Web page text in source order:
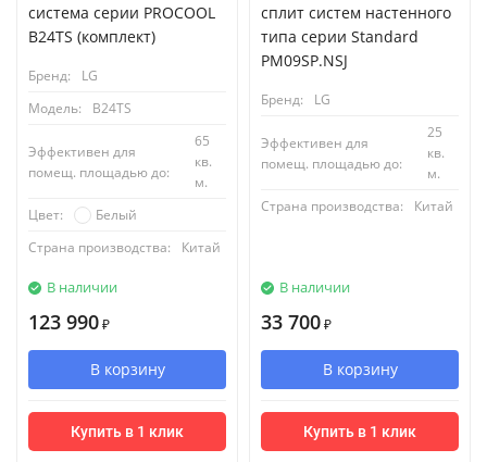
система серии PROCOOL
B24TS (комплект)
Бренд:
LG
Модель:
B24TS
Эффективен для
помещ. площадью до:
65
кв.
м.
Цвет:
Белый
Страна производства:
Китай
В наличии
123 990 ₽
В корзину
Купить в 1 клик
сплит систем настенного
типа серии Standard
PM09SP.NSJ
Бренд: LG
Эффективен для
помещ. площадью до:
25
кв.
м.
Страна производства:
Китай
В наличии
33 700 ₽
В корзину
Купить в 1 клик